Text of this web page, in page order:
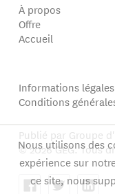
À propos
Offre
Accueil
Informations légales
Conditions
Publié par Groupe
© 2026 GEG. Tous
Nous utilisons des
expérience sur
ce site, nous